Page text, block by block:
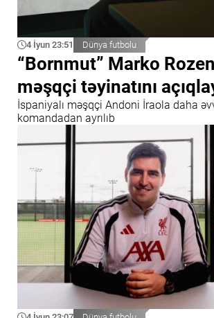
4 İyun 23:51 Dünya futbolu
“Bornmut” Marko
məşqçi təyinatını
İspaniyalı məşqçi Andoni İraola daha
komandadan ayrılıb